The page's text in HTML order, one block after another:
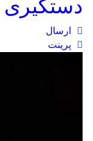
دستگیری
ارسال
پرینت